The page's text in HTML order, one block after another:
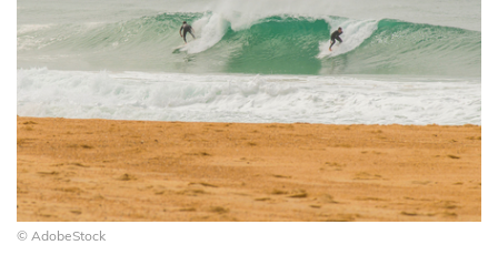
© AdobeStock